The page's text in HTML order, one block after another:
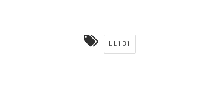
LL131